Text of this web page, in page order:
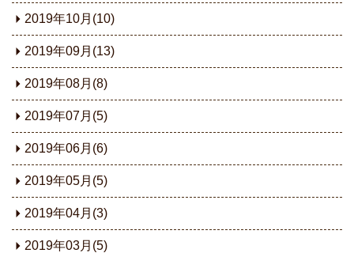
2019年10月(10)
2019年09月(13)
2019年08月(8)
2019年07月(5)
2019年06月(6)
2019年05月(5)
2019年04月(3)
2019年03月(5)